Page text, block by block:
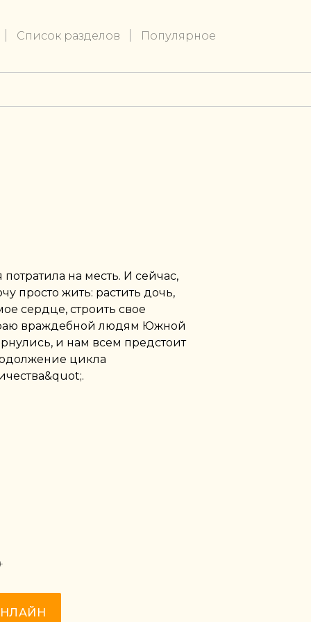
Список разделов Популярное
на месть. И сейчас,
просто жить: растить дочь,
сердце, строить свое
враждебной людям Южной
и нам всем предстоит
цикла